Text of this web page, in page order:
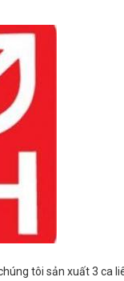
tôi sản xuất 3 ca